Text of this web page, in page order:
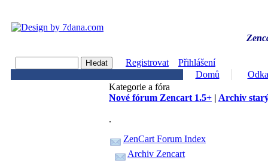
Registrovat
Přihlášení
Domů
Kategorie a fóra
Nové fórum Zencart 1.5+ | Archiv
.
ZenCart Forum Index
Archiv Zencart